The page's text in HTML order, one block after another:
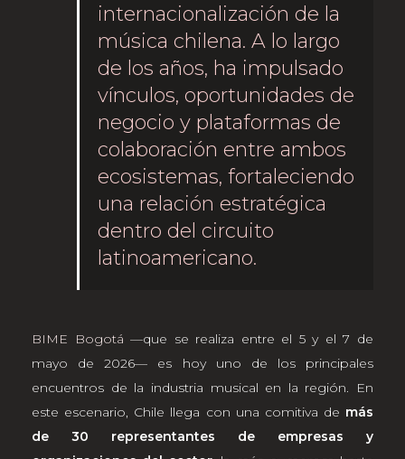
internacionalización de la
música chilena. A lo largo
de los años, ha impulsado
vínculos, oportunidades de
negocio y plataformas de
colaboración entre ambos
ecosistemas, fortaleciendo
una relación estratégica
dentro del circuito
latinoamericano.
BIME Bogotá —que se realiza entre el 5 y el 7 de
mayo de 2026— es hoy uno de los principales
encuentros de la industria musical en la región. En
este escenario, Chile llega con una comitiva de más
de 30 representantes de empresas y